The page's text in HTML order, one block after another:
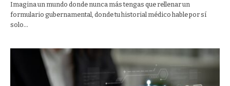
Imagina un mundo donde nunca más tengas que rellenar un
formulario gubernamental, donde tu historial médico hable por sí
solo…